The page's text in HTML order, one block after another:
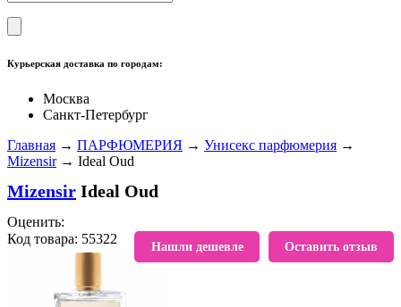
Курьерская доставка по городам:
Москва
Санкт-Петербург
Главная → ПАРФЮМЕРИЯ → Унисекс парфюмерия →
Mizensir→ Ideal Oud
Mizensir Ideal Oud
Оставить отзыв
Нашли дешевле
Оценить:
Код товара: 55322
В избранное